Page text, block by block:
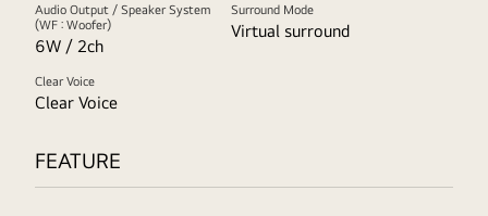
Audio Output / Speaker System
(WF : Woofer)
6W / 2ch
Surround Mode
Virtual surround
Clear Voice
Clear Voice
FEATURE